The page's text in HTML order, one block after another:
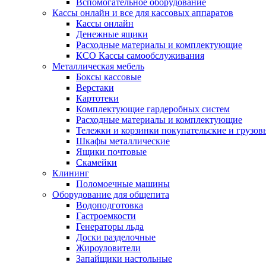
Вспомогательное оборудование
Кассы онлайн и все для кассовых аппаратов
Кассы онлайн
Денежные ящики
Расходные материалы и комплектующие
КСО Кассы самообслуживания
Металлическая мебель
Боксы кассовые
Верстаки
Картотеки
Комплектующие гардеробных систем
Расходные материалы и комплектующие
Тележки и корзинки покупательские и
Шкафы металлические
Ящики почтовые
Скамейки
Клининг
Поломоечные машины
Оборудование для общепита
Водоподготовка
Гастроемкости
Генераторы льда
Доски разделочные
Жироуловители
Запайщики настольные